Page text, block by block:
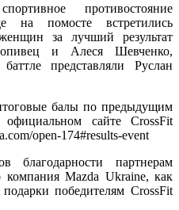
противостояние
на помосте встретились
за лучший результат
и Алеся Шевченко,
представляли Руслан
балы по предыдущим
сайте CrossFit
open-174#results-event
благодарности партнерам
Mazda Ukraine, как
победителям CrossFit